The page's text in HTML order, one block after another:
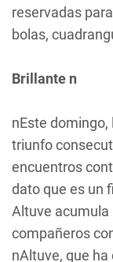
reservadas
bolas,
Brillante n
nEste
triunfo
encuentros
dato que es un
Altuve acumula
compañeros
nAltuve, que